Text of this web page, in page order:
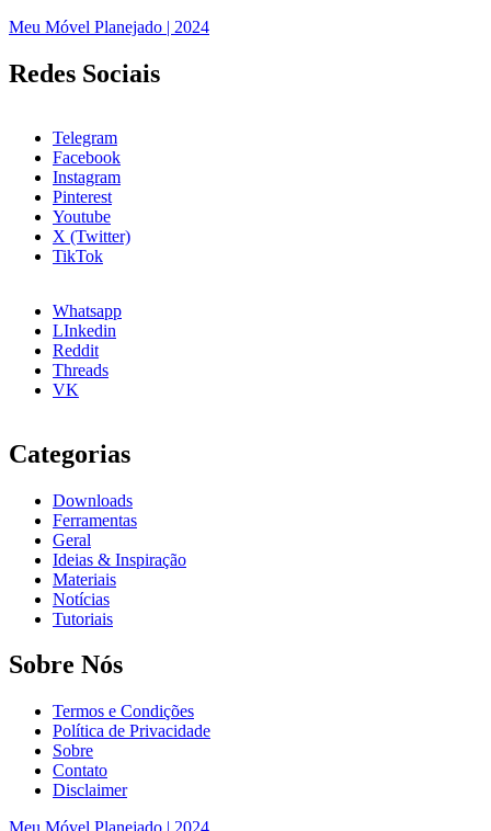
Meu Móvel Planejado | 2024
Redes Sociais
Telegram
Facebook
Instagram
Pinterest
Youtube
X (Twitter)
TikTok
Whatsapp
LInkedin
Reddit
Threads
VK
Categorias
Downloads
Ferramentas
Geral
Ideias & Inspiração
Materiais
Notícias
Tutoriais
Sobre Nós
Termos e Condições
Política de Privacidade
Sobre
Contato
Disclaimer